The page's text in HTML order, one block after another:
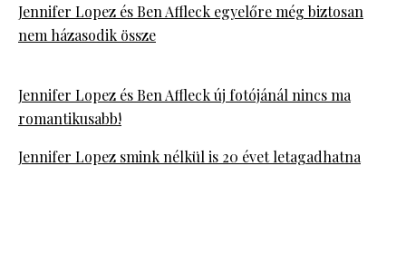
Jennifer Lopez és Ben Affleck egyelőre még biztosan
nem házasodik össze
Jennifer Lopez és Ben Affleck új fotójánál nincs ma
romantikusabb!
Jennifer Lopez smink nélkül is 20 évet letagadhatna